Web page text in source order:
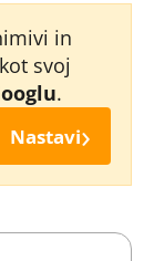
in
kot svoj
.
Nastavi›